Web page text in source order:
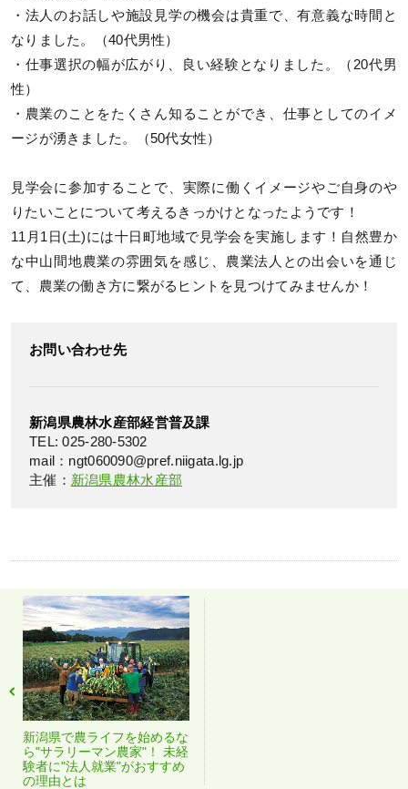
・法人のお話しや施設見学の機会は貴重で、有意義な時間と
なりました。（40代男性）
・仕事選択の幅が広がり、良い経験となりました。（20代男
性）
・農業のことをたくさん知ることができ、仕事としてのイメ
ージが湧きました。（50代女性）
見学会に参加することで、実際に働くイメージやご自身のや
りたいことについて考えるきっかけとなったようです！
11月1日(土)には十日町地域で見学会を実施します！自然豊か
な中山間地農業の雰囲気を感じ、農業法人との出会いを通じ
て、農業の働き方に繋がるヒントを見つけてみませんか！
お問い合わせ先
新潟県農林水産部経営普及課
TEL: 025-280-5302
mail：ngt060090@pref.niigata.lg.jp
主催： 新潟県農林水産部
新潟県で農ライフを始めるな
ら"サラリーマン農家"！ 未経
験者に"法人就業"がおすすめ
の理由とは